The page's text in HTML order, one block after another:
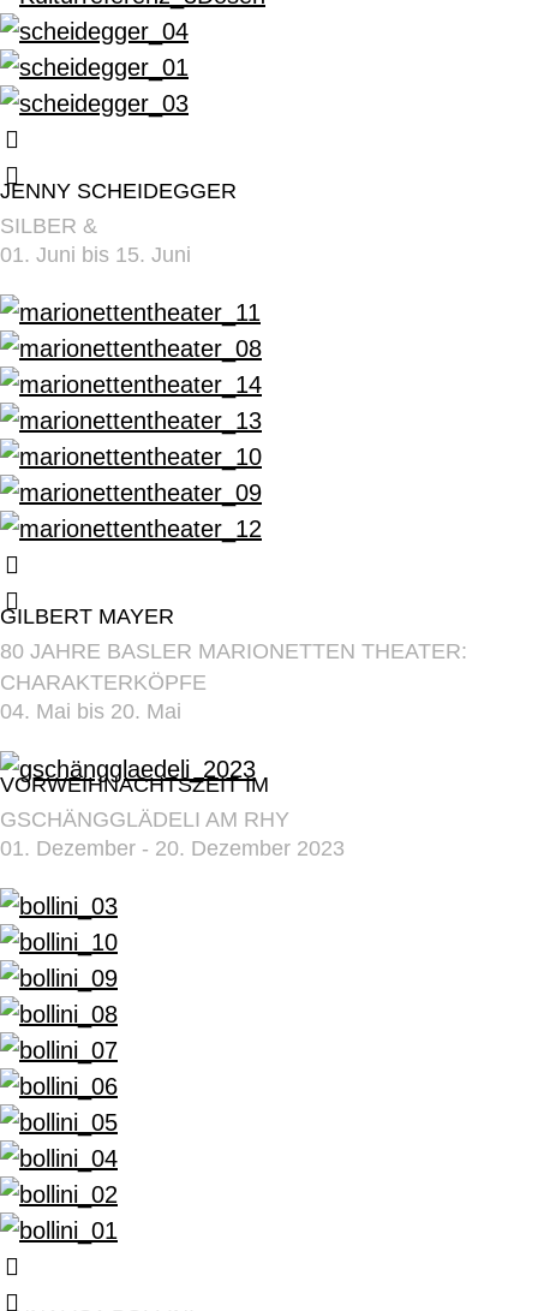
JENNY SCHEIDEGGER
SILBER &
01. Juni bis 15. Juni
GILBERT MAYER
80 JAHRE BASLER MARIONETTEN THEATER:
CHARAKTERKÖPFE
04. Mai bis 20. Mai
VORWEIHNACHTSZEIT IM
GSCHÄNGGLÄDELI AM RHY
01. Dezember - 20. Dezember 2023